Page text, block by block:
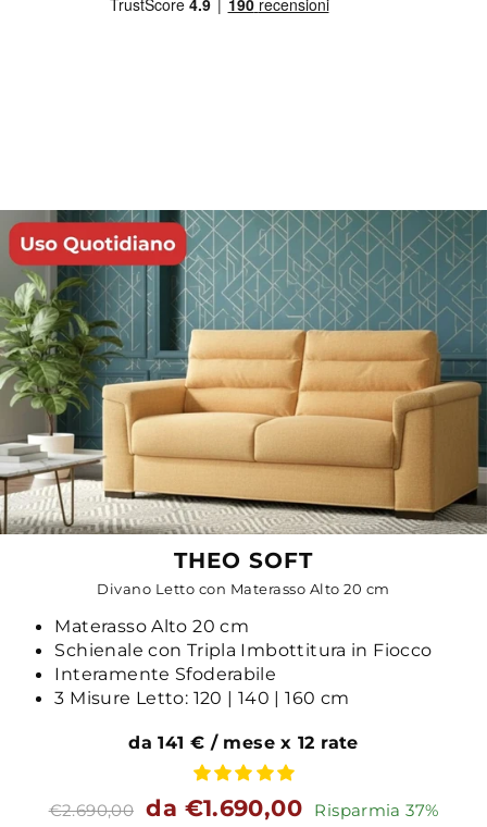
THEO SOFT
Divano Letto con Materasso Alto 20 cm
Materasso Alto 20 cm
Schienale con Tripla Imbottitura in Fiocco
Interamente Sfoderabile
3 Misure Letto: 120 | 140 | 160 cm
da 141 € / mese x 12 rate
Prezzo
€2.690,00 Prezzo
da €1.690,00 Risparmia 37%